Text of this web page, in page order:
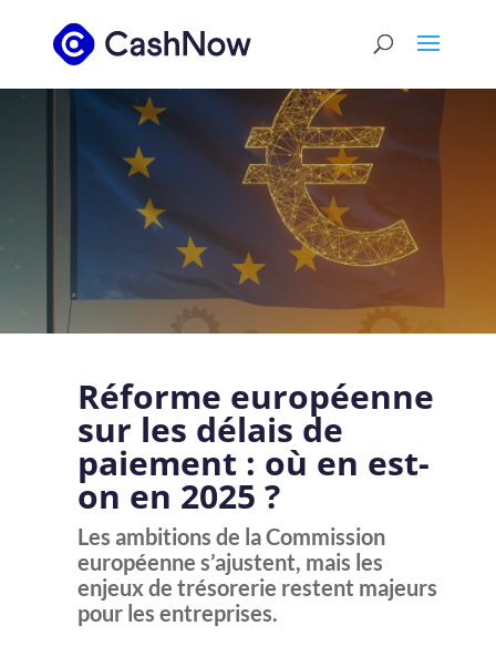
Réforme européenne
sur les délais de
paiement : où en est-
on en 2025 ?
Les ambitions de la Commission
européenne s’ajustent, mais les
enjeux de trésorerie restent majeurs
pour les entreprises.